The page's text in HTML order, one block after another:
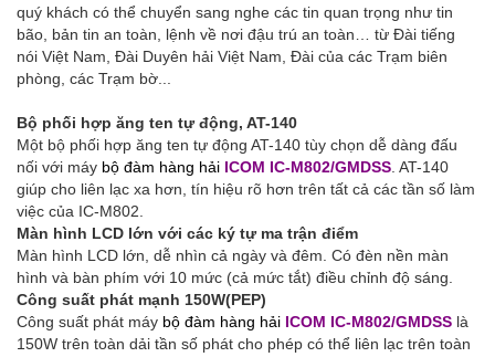
quý khách có thể chuyển sang nghe các tin quan trọng như tin
bão, bản tin an toàn, lệnh về nơi đậu trú an toàn… từ Đài tiếng
nói Việt Nam, Đài Duyên hải Việt Nam, Đài của các Trạm biên
phòng, các Trạm bờ...
Bộ phối hợp ăng ten tự động, AT-140
Một bộ phối hợp ăng ten tự động AT-140 tùy chọn dễ dàng đấu
nối với máy bộ đàm hàng hải ICOM IC-M802/GMDSS . AT-140
giúp cho liên lạc xa hơn, tín hiệu rõ hơn trên tất cả các tần số làm
việc của IC-M802.
Màn hình LCD lớn với các ký tự ma trận điểm
Màn hình LCD lớn, dễ nhìn cả ngày và đêm. Có đèn nền màn
hình và bàn phím với 10 mức (cả mức tắt) điều chỉnh độ sáng.
Công suất phát mạnh 150W(PEP)
Công suất phát máy bộ đàm hàng hải ICOM IC-M802/GMDSS là
150W trên toàn dải tần số phát cho phép có thể liên lạc trên toàn